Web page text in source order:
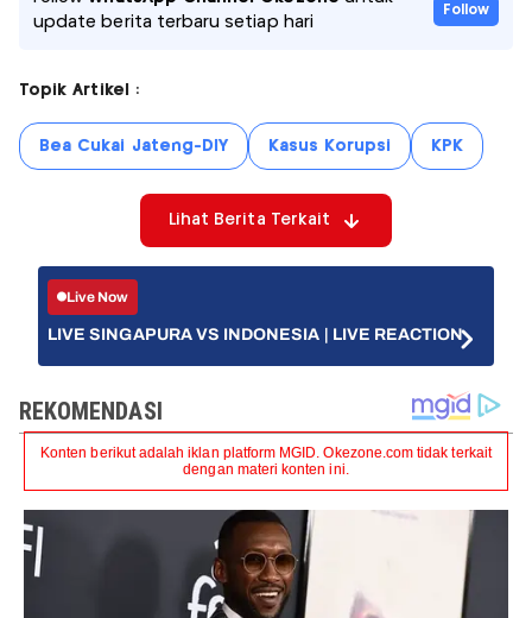
update berita terbaru setiap hari
Follow
Topik Artikel :
Bea Cukai Jateng-DIY Kasus Korupsi KPK
Lihat Berita Terkait
Live Now
LIVE SINGAPURA VS INDONESIA | LIVE REACTION